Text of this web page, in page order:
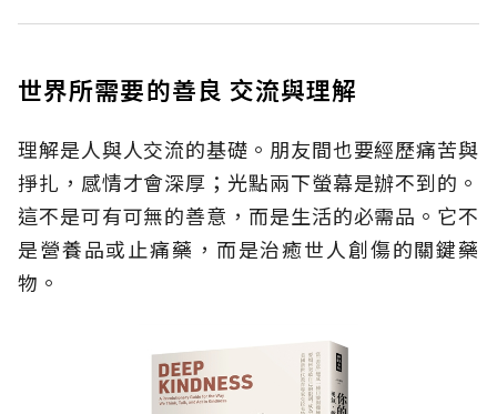
世界所需要的善良 交流與理解
理解是人與人交流的基礎。朋友間也要經歷痛苦與
掙扎，感情才會深厚；光點兩下螢幕是辦不到的。
這不是可有可無的善意，而是生活的必需品。它不
是營養品或止痛藥，而是治癒世人創傷的關鍵藥
物。